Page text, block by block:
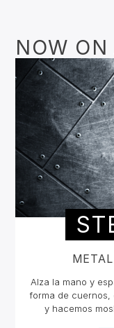
NOW ON
Alza la mano y
forma de cuernos,
y hacemos